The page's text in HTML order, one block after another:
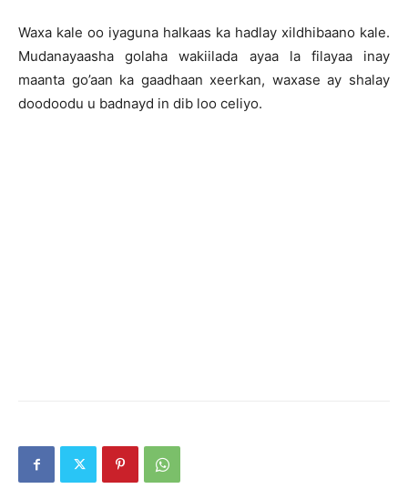
Waxa kale oo iyaguna halkaas ka hadlay xildhibaano kale.
Mudanayaasha golaha wakiilada ayaa la filayaa inay
maanta go’aan ka gaadhaan xeerkan, waxase ay shalay
doodoodu u badnayd in dib loo celiyo.